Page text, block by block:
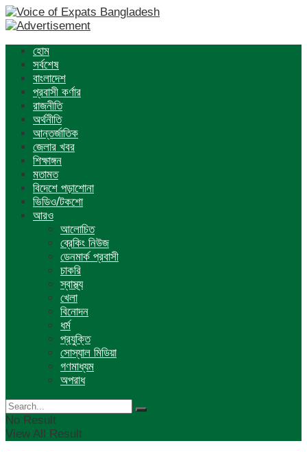
হোম
সর্বশেষ
বাংলাদেশ
প্রবাসী কর্ণার
রাজনীতি
অর্থনীতি
আন্তর্জাতিক
জেলার খবর
শিক্ষাঙ্গন
মতামত
বিদেশে পড়াশোনা
ভিডিও/টকশো
আরও
আলোচিত
ব্রেকিং নিউজ
ডেনমার্ক প্রবাসী
চাকরি
স্বাস্থ্য
খেলা
বিনোদন
ধর্ম
প্রযুক্তি
সোস্যাল মিডিয়া
গণমাধ্যম
অপরাধ
No Result
View All Result